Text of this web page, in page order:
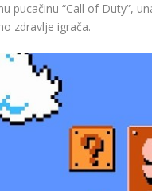
pucačinu “Call of Duty”,
zdravlje igrača.